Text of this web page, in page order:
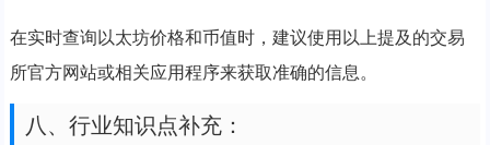
在实时查询以太坊价格和币值时，建议使用以上提及的交易
所官方网站或相关应用程序来获取准确的信息。
八、行业知识点补充：